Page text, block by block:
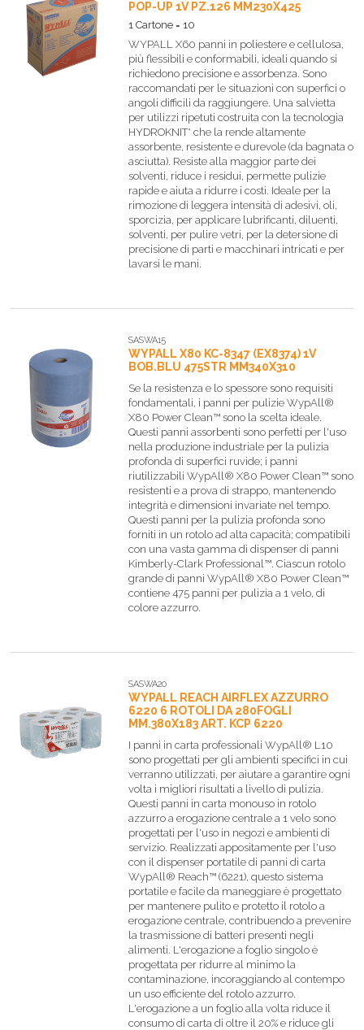
POP-UP 1V PZ.126 MM230X425
1 Cartone = 10
WYPALL X60 panni in poliestere e cellulosa,
più flessibili e conformabili, ideali quando si
richiedono precisione e assorbenza. Sono
raccomandati per le situazioni con superfici o
angoli difficili da raggiungere. Una salvietta
per utilizzi ripetuti costruita con la tecnologia
HYDROKNIT* che la rende altamente
assorbente, resistente e durevole (da bagnata o
asciutta). Resiste alla maggior parte dei
solventi, riduce i residui, permette pulizie
rapide e aiuta a ridurre i costi. Ideale per la
rimozione di leggera intensità di adesivi, oli,
sporcizia, per applicare lubrificanti, diluenti,
solventi, per pulire vetri, per la detersione di
precisione di parti e macchinari intricati e per
lavarsi le mani.
SASWA15
WYPALL X80 KC-8347 (EX8374) 1V
BOB.BLU 475STR MM340X310
Se la resistenza e lo spessore sono requisiti
fondamentali, i panni per pulizie WypAll®
X80 Power Clean™ sono la scelta ideale.
Questi panni assorbenti sono perfetti per l'uso
nella produzione industriale per la pulizia
profonda di superfici ruvide; i panni
riutilizzabili WypAll® X80 Power Clean™ sono
resistenti e a prova di strappo, mantenendo
integrità e dimensioni invariate nel tempo.
Questi panni per la pulizia profonda sono
forniti in un rotolo ad alta capacità; compatibili
con una vasta gamma di dispenser di panni
Kimberly-Clark Professional™. Ciascun rotolo
grande di panni WypAll® X80 Power Clean™
contiene 475 panni per pulizia a 1 velo, di
colore azzurro.
SASWA20
WYPALL REACH AIRFLEX AZZURRO
6220 6 ROTOLI DA 280FOGLI
MM.380X183 ART. KCP 6220
I panni in carta professionali WypAll® L10
sono progettati per gli ambienti specifici in cui
verranno utilizzati, per aiutare a garantire ogni
volta i migliori risultati a livello di pulizia.
Questi panni in carta monouso in rotolo
azzurro a erogazione centrale a 1 velo sono
progettati per l'uso in negozi e ambienti di
servizio. Realizzati appositamente per l'uso
con il dispenser portatile di panni di carta
WypAll® Reach™ (6221), questo sistema
portatile e facile da maneggiare è progettato
per mantenere pulito e protetto il rotolo a
erogazione centrale, contribuendo a prevenire
la trasmissione di batteri presenti negli
alimenti. L'erogazione a foglio singolo è
progettata per ridurre al minimo la
contaminazione, incoraggiando al contempo
un uso efficiente del rotolo azzurro.
L'erogazione a un foglio alla volta riduce il
consumo di carta di oltre il 20% e riduce gli